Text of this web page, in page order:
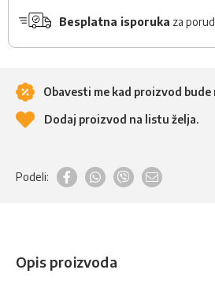
Besplatna isporuka za
Obavesti me kad proizvod bude
Dodaj proizvod na listu želja.
Podeli:
Opis proizvoda